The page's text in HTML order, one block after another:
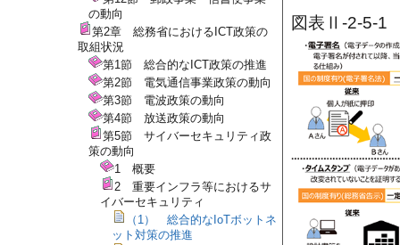
図表Ⅱ-2-5-1
の動向
第2章 総務省におけるICT政策の
取組状況
第1節 総合的なICT政策の推進
第2節 電気通信事業政策の動向
第3節 電波政策の動向
第4節 放送政策の動向
第5節 サイバーセキュリティ政
策の動向
1 概要
2 重要インフラ等におけるサ
イバーセキュリティ
（1） 総合的なIoTボットネ
ット対策の推進